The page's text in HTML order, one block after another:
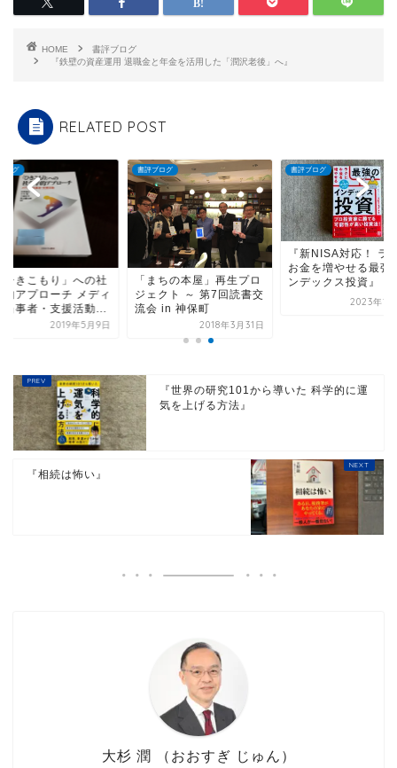
HOME
書評ブログ
『鉄壁の資産運用 退職金と年金を活用した「潤沢老後」へ』
RELATED POST
ログ
ひきこもり」への社
的アプローチ メディ
当事者・支援活動...
2019年5月9日
書評ブログ
「まちの本屋」再生プロ
ジェクト ～ 第7回読書交
流会 in 神保町
2018年3月31日
書評ブログ
『新NISA対応！ ラ
お金を増やせる最強
ンデックス投資』
2023年12
『世界の研究101から導いた 科学的に運
気を上げる方法』
『相続は怖い』
大杉 潤 （おおすぎ じゅん）